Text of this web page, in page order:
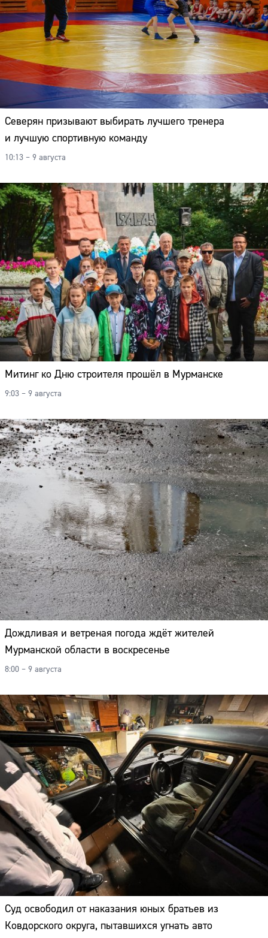
Северян призывают выбирать лучшего тренера
и лучшую спортивную команду
10:13 – 9 августа
Митинг ко Дню строителя прошёл в Мурманске
9:03 – 9 августа
Дождливая и ветреная погода ждёт жителей
Мурманской области в воскресенье
8:00 – 9 августа
Суд освободил от наказания юных братьев из
Ковдорского округа, пытавшихся угнать авто